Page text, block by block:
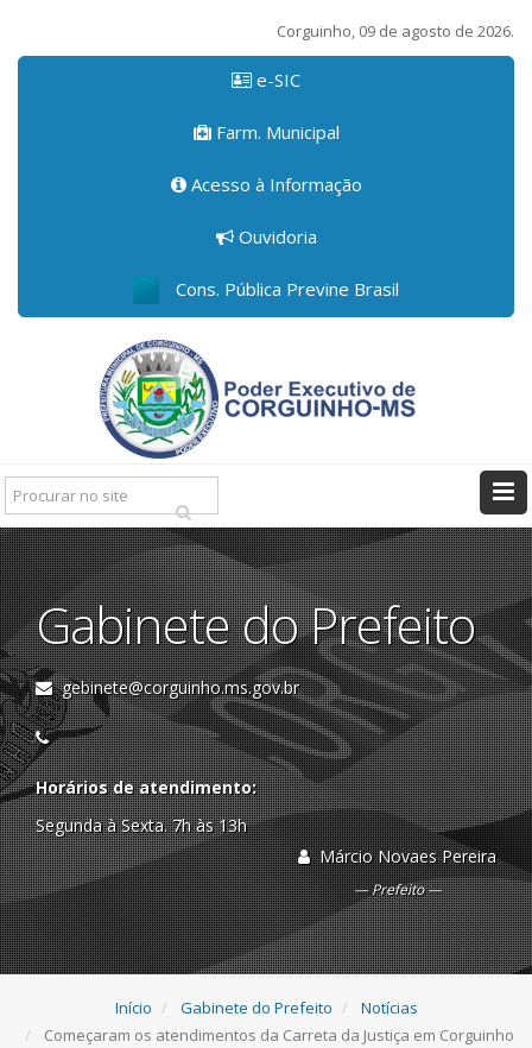
Corguinho, 09 de agosto de 2026.
e-SIC
Farm. Municipal
Acesso à Informação
Ouvidoria
Cons. Pública Previne Brasil
Pesquisar:
Gabinete do Prefeito
gebinete@corguinho.ms.gov.br
Horários de atendimento:
Segunda à Sexta. 7h às 13h
Márcio Novaes Pereira
Prefeito
Início Gabinete do Prefeito
Notícias
Começaram os atendimentos da Carreta da Justiça em Corguinho